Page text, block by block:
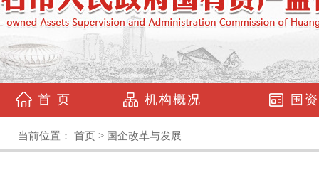
首 页 机构概况 国
当前位置： 首页 > 国企改革与发展